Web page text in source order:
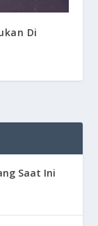
Di
Saat Ini